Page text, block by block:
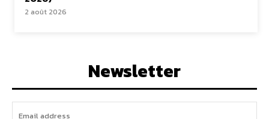
2 août 2026
Newsletter